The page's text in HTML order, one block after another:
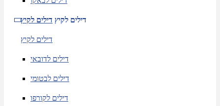
דילים לקיץ דילים לקיץ
דילים לקיץ
דילים לדובאי
דילים לבטומי
דילים לקורפו